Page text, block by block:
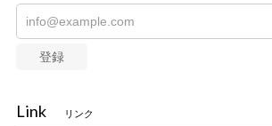
登録
Link リンク